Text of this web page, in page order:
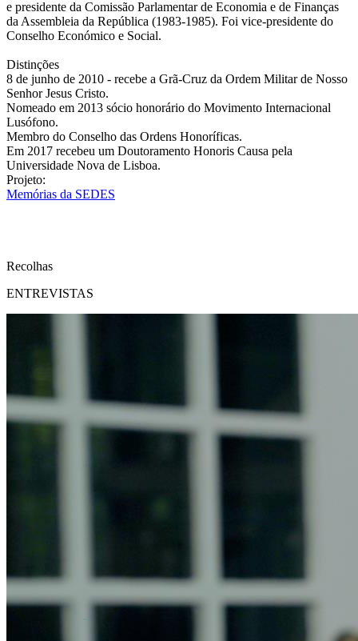
e presidente da Comissão Parlamentar de Economia e de Finanças
da Assembleia da República (1983-1985). Foi vice-presidente do
Conselho Económico e Social.
Distinções
8 de junho de 2010 - recebe a Grã-Cruz da Ordem Militar de Nosso
Senhor Jesus Cristo.
Nomeado em 2013 sócio honorário do Movimento Internacional
Lusófono.
Membro do Conselho das Ordens Honoríficas.
Em 2017 recebeu um Doutoramento Honoris Causa pela
Universidade Nova de Lisboa.
Projeto:
Memórias da SEDES
Recolhas
ENTREVISTAS